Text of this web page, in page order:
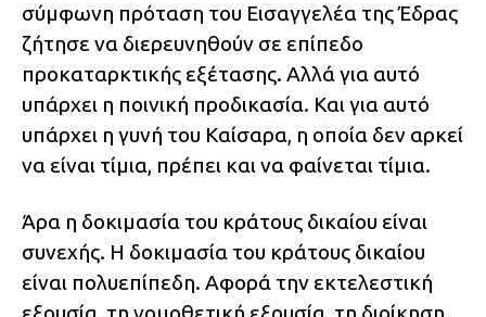
σύμφωνη πρόταση του Εισαγγελέα της Έδρας
ζήτησε να διερευνηθούν σε επίπεδο
προκαταρκτικής εξέτασης. Αλλά για αυτό
υπάρχει η ποινική προδικασία. Και για αυτό
υπάρχει η γυνή του Καίσαρα, η οποία δεν αρκεί
να είναι τίμια, πρέπει και να φαίνεται τίμια.
Άρα η δοκιμασία του κράτους δικαίου είναι
συνεχής. Η δοκιμασία του κράτους δικαίου
είναι πολυεπίπεδη. Αφορά την εκτελεστική